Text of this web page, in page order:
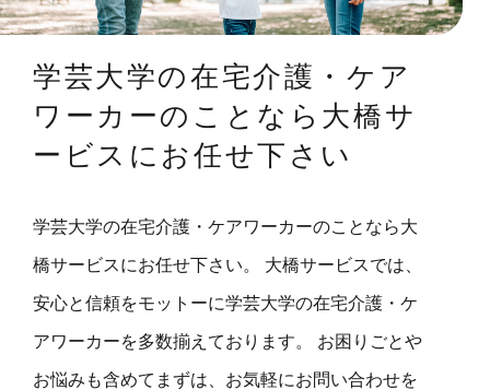
学芸大学の在宅介護・ケア
ワーカーのことなら大橋サ
ービスにお任せ下さい
学芸大学の在宅介護・ケアワーカーのことなら大
橋サービスにお任せ下さい。 大橋サービスでは、
安心と信頼をモットーに学芸大学の在宅介護・ケ
アワーカーを多数揃えております。 お困りごとや
お悩みも含めてまずは、お気軽にお問い合わせを